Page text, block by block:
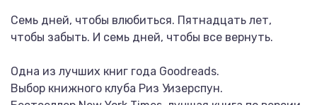
Семь дней, чтобы влюбиться. Пятнадцать лет,
чтобы забыть. И семь дней, чтобы все вернуть.
Одна из лучших книг года Goodreads.
Выбор книжного клуба Риз Уизерспун.